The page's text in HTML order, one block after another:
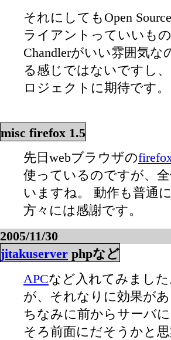
それにしてもOpen
ライアントっていいも
Chandlerがいい雰囲気
る感じではないですし
ロジェクトに期待です。
misc firefox 1.5
先日webブラウザの
使っているのですが、
いますね。 動作も普通
方々には感謝です。
2005/11/30
jitakuserver phpなど
APCなど入れてみまし
が、それなりに効果が
ちなみに前からサーバ
そろ前面にだそうかと